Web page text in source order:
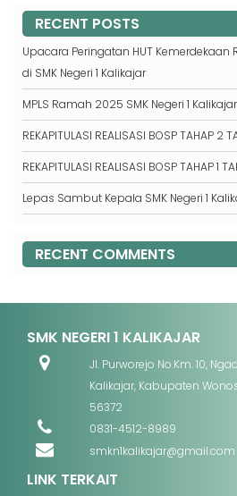
RECENT POSTS
Upacara Peringatan HUT
di SMK Negeri 1 Kalikajar
MPLS Ramah 2025 SMK Negeri 1
REKAPITULASI REALISASI BOSP TAHAP 2
REKAPITULASI REALISASI BOSP TAHAP 1
Lepas Sambut Kepala SMK Negeri 1
RECENT COMMENTS
SMK NEGERI 1 KALIKAJAR
Jl. Purworejo No.Km. 10,
Kalikajar, Kabupaten
56372
0831-4512-8989
smkn1kalikajar@gmail.com
LINK TERKAIT